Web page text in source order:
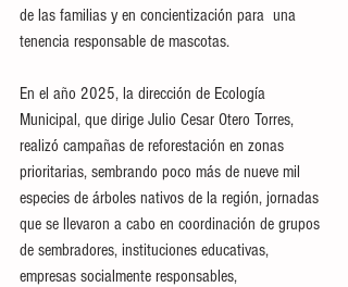
de las familias y en concientización para  una
tenencia responsable de mascotas.
En el año 2025, la dirección de Ecología
Municipal, que dirige Julio Cesar Otero Torres,
realizó campañas de reforestación en zonas
prioritarias, sembrando poco más de nueve mil
especies de árboles nativos de la región, jornadas
que se llevaron a cabo en coordinación de grupos
de sembradores, instituciones educativas,
empresas socialmente responsables,